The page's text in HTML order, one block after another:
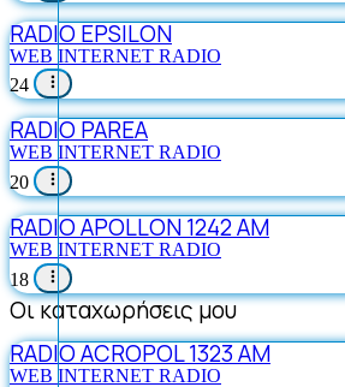
RADIO EPSILON
WEB INTERNET RADIO
24
RADIO PAREA
WEB INTERNET RADIO
20
RADIO APOLLON 1242 AM
WEB INTERNET RADIO
18
Οι καταχωρήσεις μου
RADIO ACROPOL 1323 AM
WEB INTERNET RADIO